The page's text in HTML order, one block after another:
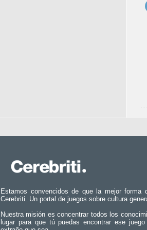
Estamos convencidos de que la mejor forma
Cerebriti. Un portal de juegos sobre cultura
Nuestra misión es concentrar todos los
lugar para que tú puedas encontrar ese